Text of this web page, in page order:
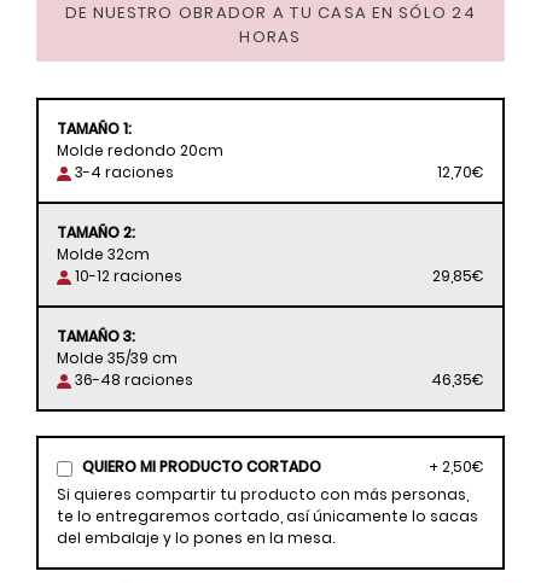
DE NUESTRO OBRADOR A TU CASA EN SÓLO 24
HORAS
TAMAÑO 1:
Molde redondo 20cm
3-4 raciones
12,70€
TAMAÑO 2:
Molde 32cm
10-12 raciones
29,85€
TAMAÑO 3:
Molde 35/39 cm
36-48 raciones
46,35€
QUIERO MI PRODUCTO CORTADO
+ 2,50€
Si quieres compartir tu producto con más personas,
te lo entregaremos cortado, así únicamente lo sacas
del embalaje y lo pones en la mesa.